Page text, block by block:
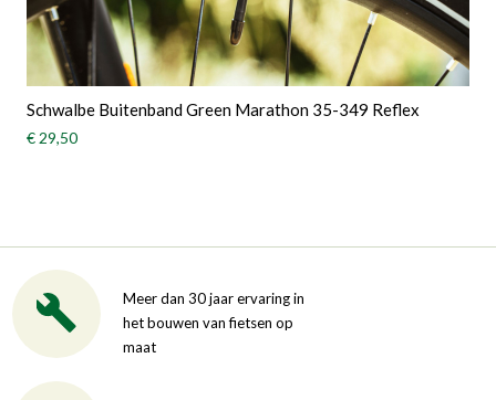
Schwalbe Buitenband Green Marathon 35-349 Reflex
€ 29,50
Meer dan 30 jaar ervaring in
het bouwen van fietsen op
maat